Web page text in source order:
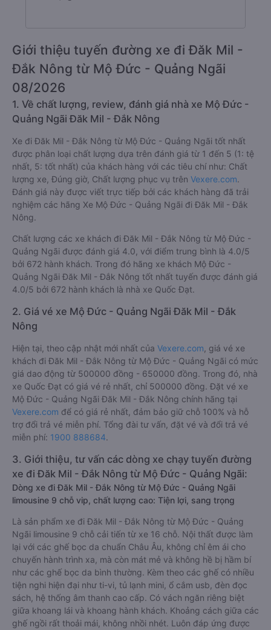
Giới thiệu tuyến đường xe đi Đăk Mil -
Đắk Nông từ Mộ Đức - Quảng Ngãi
08/2026
1. Về chất lượng, review, đánh giá nhà xe Mộ Đức -
Quảng Ngãi Đăk Mil - Đắk Nông
Xe đi Đăk Mil - Đắk Nông từ Mộ Đức - Quảng Ngãi tốt nhất
được phân loại chất lượng dựa trên đánh giá từ 1 đến 5 (1: tệ
nhất, 5: tốt nhất) của khách hàng với các tiêu chí như: Chất
lượng xe, Đúng giờ, Chất lượng phục vụ trên Vexere.com.
Đánh giá này được viết trực tiếp bởi các khách hàng đã trải
nghiệm các hãng Xe Mộ Đức - Quảng Ngãi đi Đăk Mil - Đắk
Nông.
Chất lượng các xe khách đi Đăk Mil - Đắk Nông từ Mộ Đức -
Quảng Ngãi được đánh giá 4.0, với điểm trung bình là 4.0/5
bởi 672 hành khách. Trong đó hãng xe khách Mộ Đức -
Quảng Ngãi Đăk Mil - Đắk Nông tốt nhất tuyến được đánh giá
4.0/5 bởi 672 hành khách là nhà xe Quốc Đạt.
2. Giá vé xe Mộ Đức - Quảng Ngãi Đăk Mil - Đắk
Nông
Hiện tại, theo cập nhật mới nhất của Vexere.com , giá vé xe
khách đi Đăk Mil - Đắk Nông từ Mộ Đức - Quảng Ngãi có mức
giá dao động từ 500000 đồng - 650000 đồng. Trong đó, nhà
xe Quốc Đạt có giá vé rẻ nhất, chỉ 500000 đồng. Đặt vé xe
Mộ Đức - Quảng Ngãi Đăk Mil - Đắk Nông chính hãng tại
Vexere.com để có giá rẻ nhất, đảm bảo giữ chỗ 100% và hỗ
trợ đổi trả vé miễn phí. Tổng đài tư vấn, đặt vé và đổi trả vé
miễn phí: 1900 888684.
3. Giới thiệu, tư vấn các dòng xe chạy tuyến đường
xe đi Đăk Mil - Đắk Nông từ Mộ Đức - Quảng Ngãi:
Dòng xe đi Đăk Mil - Đắk Nông từ Mộ Đức - Quảng Ngãi
limousine 9 chỗ vip, chất lượng cao: Tiện lợi, sang trọng
Là sản phẩm xe đi Đăk Mil - Đắk Nông từ Mộ Đức - Quảng
Ngãi limousine 9 chỗ cải tiến từ xe 16 chỗ. Nội thất được làm
lại với các ghế bọc da chuẩn Châu Âu, không chỉ êm ái cho
chuyến hành trình xa, mà còn mát mẻ và không hề bị hầm bí
như các ghế bọc da bình thường. Kèm theo các ghế có nhiều
tiện nghi hiện đại như ti-vi, tủ lạnh mini, ổ cắm usb, đèn đọc
sách, hệ thống âm thanh cao cấp. Có vách ngăn riêng biệt
giữa khoang lái và khoang hành khách. Khoảng cách giữa các
ghế ngồi rất thoải mái, không nhồi nhét. Luôn đáp ứng được